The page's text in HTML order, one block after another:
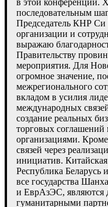
в этой конференции.
последовательным
Председатель КНР Си
организации и
выражаю
Правительству
мероприятия. Для
огромное значение,
межрегионального
вкладом в усилия
международных
создание реальных
торговых
организациями.
связей через
инициатив.
Республика Беларусь
все государства
и ЕврАзЭС, являются
гуманитарными